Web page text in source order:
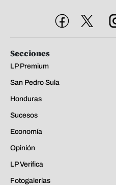
Secciones
LP Premium
San Pedro Sula
Honduras
Sucesos
Economía
Opinión
LP Verifica
Fotogalerías